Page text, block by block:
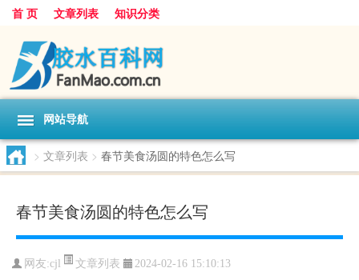
首 页 文章列表 知识分类
网站导航
> 文章列表 > 春节美食汤圆的特色怎么写
春节美食汤圆的特色怎么写
网友:cjl 文章列表 2024-02-16 15:10:13